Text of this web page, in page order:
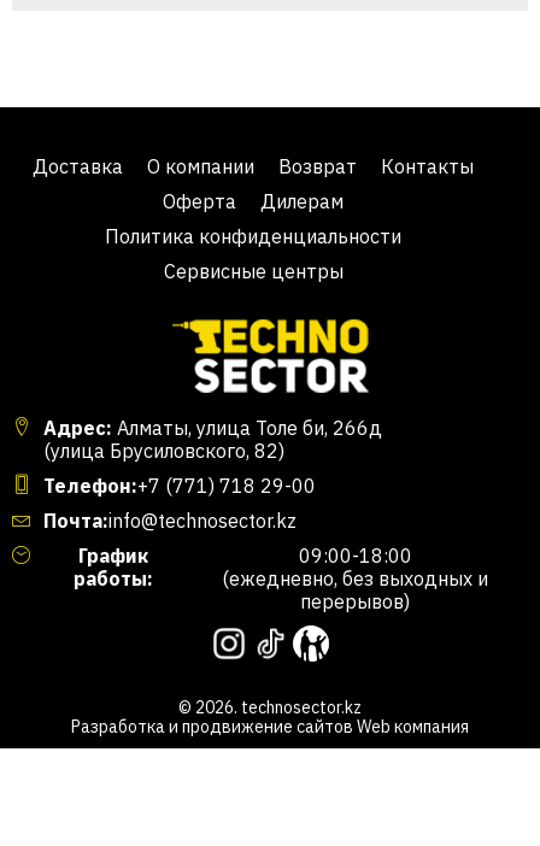
Доставка О компании Возврат
Контакты
Оферта
Дилерам
Политика конфиденциальности
Сервисные центры
Адрес: Алматы, улица Толе би, 266д
(улица Брусиловского, 82)
Телефон:+7 (771) 718 29-00
Почта:info@technosector.kz
График
работы:
09:00-18:00
(ежедневно, без выходных и
перерывов)
© 2026. technosector.kz
Разработка и продвижение сайтов Web компания